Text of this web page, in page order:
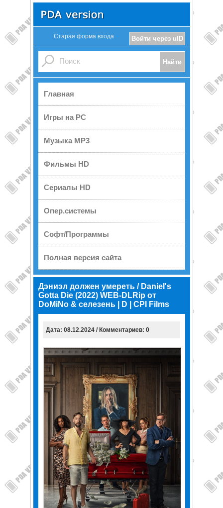
Войти через uID
Старая форма входа
Главная
Игры на PC
Музыка MP3
Фильмы HD
Сериалы HD
Опер.системы
Софт/Программы
Полная версия сайта
Дэниэл должен умереть / Daniel's
Gotta Die (2022) WEB-DLRip от
DoMiNo & селезень | D | CPI Films
Дата: 08.12.2024 / Комментариев: 0